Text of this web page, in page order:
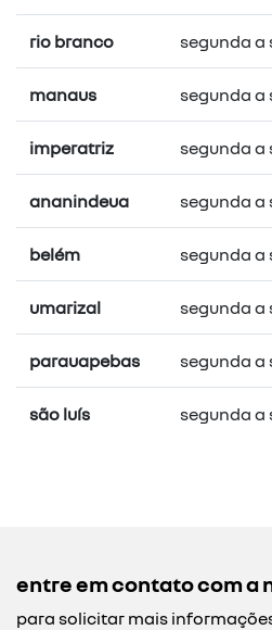
rio branco segunda a
manaus segunda a
imperatriz segunda a
ananindeua segunda a
belém segunda a
umarizal segunda a
parauapebas segunda a
são luís segunda a
entre em contato com a
para solicitar mais